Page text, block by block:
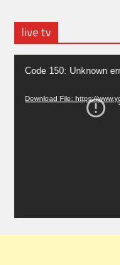
live tv
Video
Player
Code 150: Unknown
Download File: https://